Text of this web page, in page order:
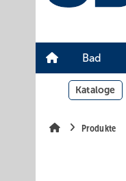
Bad
Kataloge
Produkte